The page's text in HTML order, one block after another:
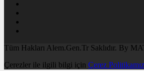
Tüm Hakları Alem.Gen.Tr Saklıdır. By
Çerezler ile ilgili bilgi için Çerez